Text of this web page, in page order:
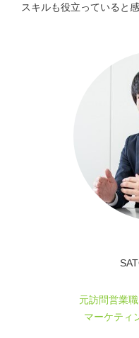
スキルも役立っていると感
元訪問営業
マーケティ